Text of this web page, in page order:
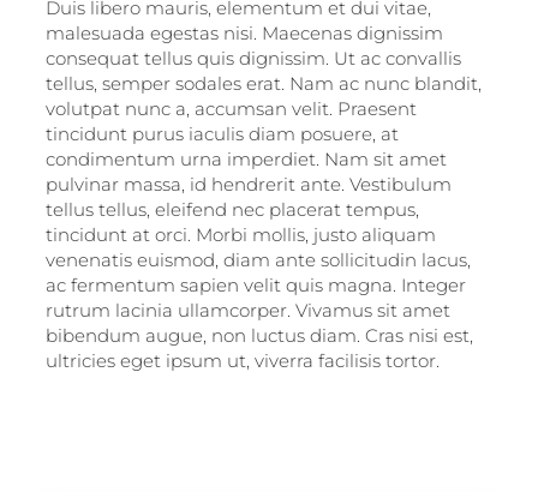
Duis libero mauris, elementum et dui vitae,
malesuada egestas nisi. Maecenas dignissim
consequat tellus quis dignissim. Ut ac convallis
tellus, semper sodales erat. Nam ac nunc blandit,
volutpat nunc a, accumsan velit. Praesent
tincidunt purus iaculis diam posuere, at
condimentum urna imperdiet. Nam sit amet
pulvinar massa, id hendrerit ante. Vestibulum
tellus tellus, eleifend nec placerat tempus,
tincidunt at orci. Morbi mollis, justo aliquam
venenatis euismod, diam ante sollicitudin lacus,
ac fermentum sapien velit quis magna. Integer
rutrum lacinia ullamcorper. Vivamus sit amet
bibendum augue, non luctus diam. Cras nisi est,
ultricies eget ipsum ut, viverra facilisis tortor.